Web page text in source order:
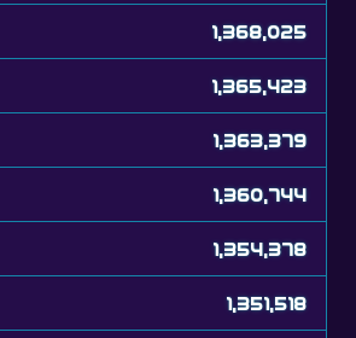
1,365,423
1,363,379
1,360,744
1,354,378
1,351,518
1,350,001